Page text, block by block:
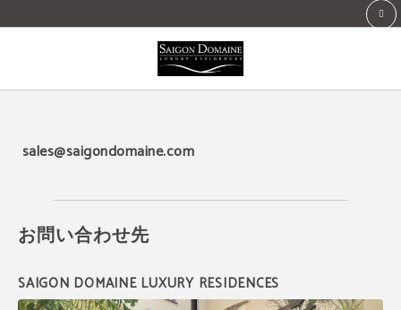
お問い合わせ先 of Saigon Domaine Luxury Residences in Ho Chi Minh city.
sales@saigondomaine.com
お問い合わせ先